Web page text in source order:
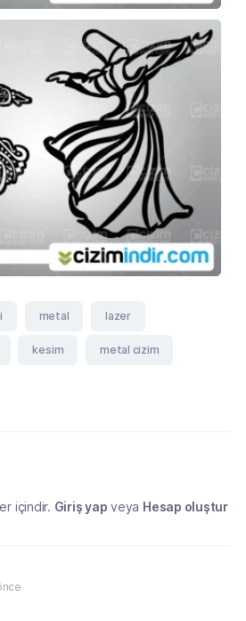
metal lazer
kesim metal cizim
içindir. Giriş yap veya Hesap oluştur